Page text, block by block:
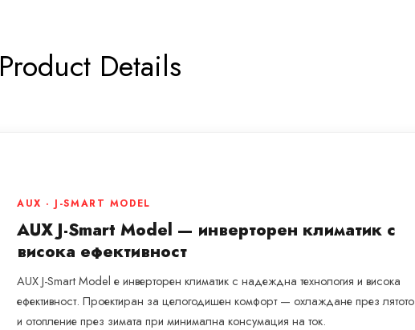
Product Details
AUX · J-SMART MODEL
AUX J-Smart Model — инверторен климатик с
висока ефективност
AUX J-Smart Model е инверторен климатик с надеждна технология и висока
ефективност. Проектиран за целогодишен комфорт — охлаждане през лятото
и отопление през зимата при минимална консумация на ток.